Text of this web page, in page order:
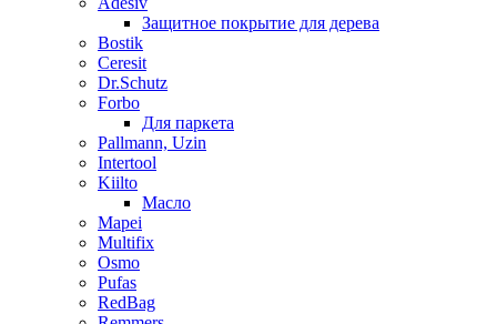
Защитное покрытие для дерева
Bostik
Ceresit
Dr.Schutz
Forbo
Для паркета
Pallmann, Uzin
Intertool
Kiilto
Масло
Mapei
Multifix
Osmo
Pufas
RedBag